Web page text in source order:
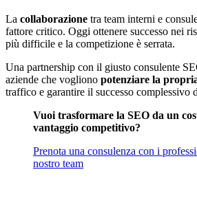
La collaborazione tra team interni e
fattore critico. Oggi ottenere successo nei
più difficile e la competizione è serrata.
Una partnership con il giusto consulente
aziende che vogliono potenziare la
traffico e garantire il successo complessivo
Vuoi trasformare la SEO da un
vantaggio competitivo?
Prenota una consulenza con i
nostro team